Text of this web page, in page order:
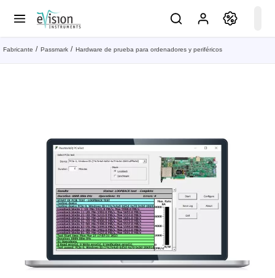
Fabricante Passmark Hardware de prueba para ordenadores y periféricos